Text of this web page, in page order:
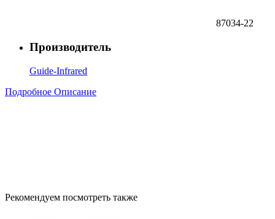
87034-22
Производитель
Guide-Infrared
Подробное Описание
Рекомендуем посмотреть также